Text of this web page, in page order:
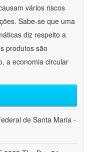
vários riscos
Sabe-se que uma
diz respeito a
produtos são
a economia circular
de Santa Maria -